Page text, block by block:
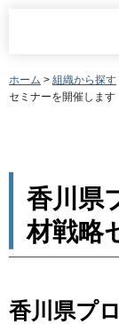
ホーム > 組織から探す
セミナーを開催します
香川県
材戦略
香川県プ